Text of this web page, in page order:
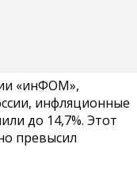
«инФОМ»,
инфляционные
до 14,7%. Этот
превысил